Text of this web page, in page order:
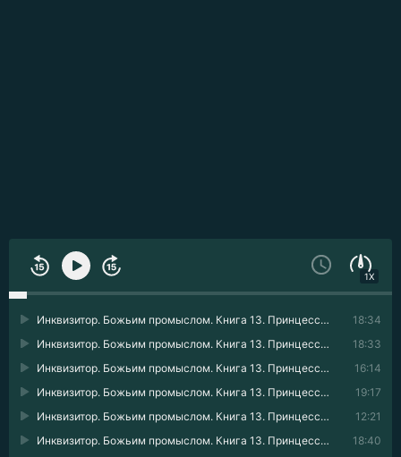
1X
18:34
Инквизитор. Божьим промыслом. Книга 13. Принцессы и замки 01
18:33
Инквизитор. Божьим промыслом. Книга 13. Принцессы и замки 02
16:14
Инквизитор. Божьим промыслом. Книга 13. Принцессы и замки 03
19:17
Инквизитор. Божьим промыслом. Книга 13. Принцессы и замки 04
12:21
Инквизитор. Божьим промыслом. Книга 13. Принцессы и замки 05
18:40
Инквизитор. Божьим промыслом. Книга 13. Принцессы и замки 06